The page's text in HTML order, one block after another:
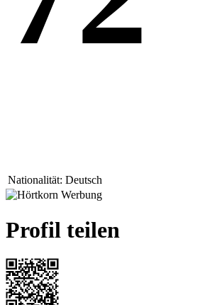
Nationalität: Deutsch
Profil teilen